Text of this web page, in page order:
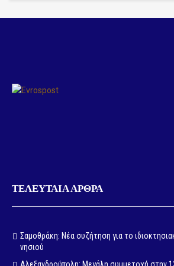
ΤΕΛΕΥΤΑΙΑ ΑΡΘΡΑ
Σαμοθράκη: Νέα συζήτηση για το
νησιού